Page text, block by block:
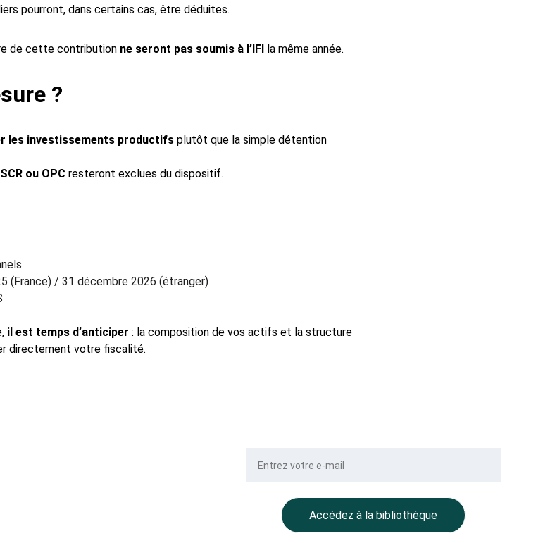
pourront, dans certains cas, être déduites.
de cette contribution ne seront pas soumis à l’IFI la même année.
?
les investissements productifs plutôt que la simple détention
ou OPC resteront exclues du dispositif.
(France) / 31 décembre 2026 (étranger)
il est temps d’anticiper : la composition de vos actifs et la structure
directement votre fiscalité.
Accédez à la bibliothèque